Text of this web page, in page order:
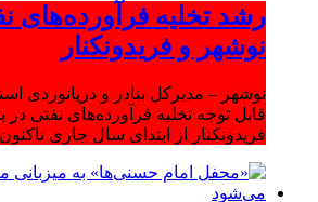
رشد تخلیه فرآورده‌های
نوشهر و فریدونکنار
نوشهر – مدیرکل بنادر و دریانوردی
قابل توجه تخلیه فرآورده‌های نفتی در
فریدونکنار از ابتدای سال جاری